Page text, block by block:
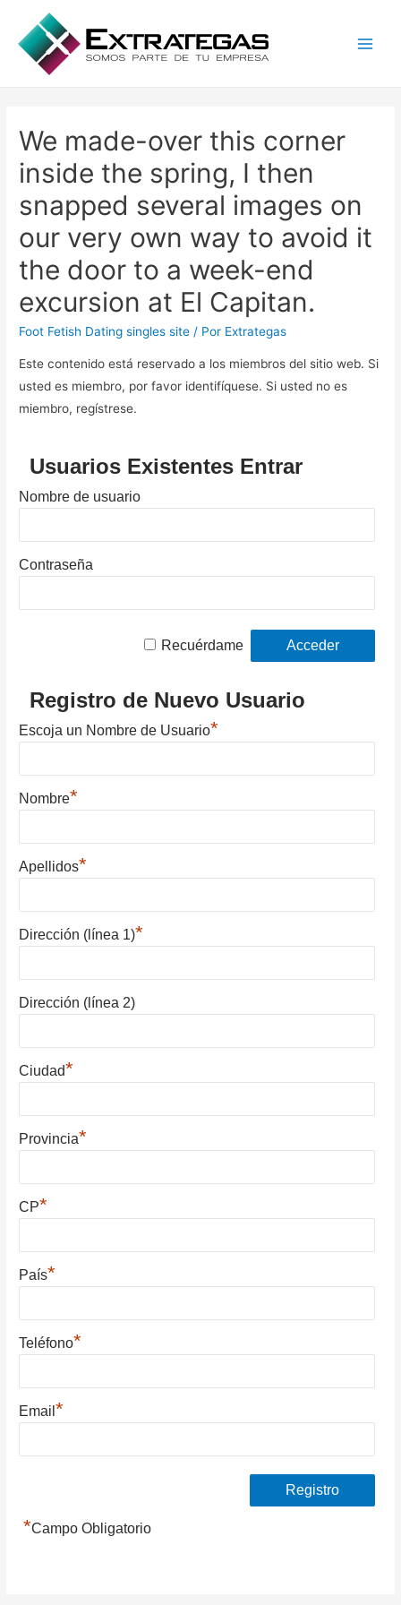
We made-over this corner
inside the spring, I then
snapped several images on
our very own way to avoid it
the door to a week-end
excursion at El Capitan.
Foot Fetish Dating singles site / Por Extrategas
Este contenido está reservado a los miembros del sitio web. Si
usted es miembro, por favor identifíquese. Si usted no es
miembro, regístrese.
Usuarios Existentes Entrar
Nombre de usuario
Contraseña
Recuérdame
Registro de Nuevo Usuario
Escoja un Nombre de Usuario*
Nombre*
Apellidos*
Dirección (línea 1)*
Dirección (línea 2)
Ciudad*
Provincia*
CP*
País*
Teléfono*
Email*
*Campo Obligatorio